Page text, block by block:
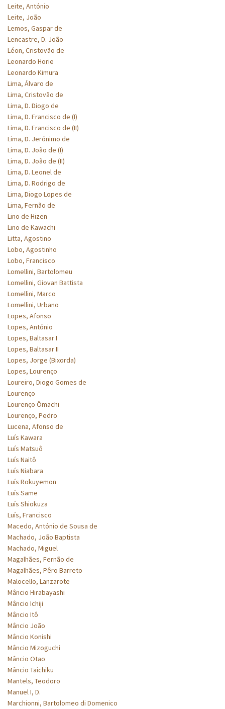
Leite, António
Leite, João
Lemos, Gaspar de
Lencastre, D. João
Léon, Cristovão de
Leonardo Horie
Leonardo Kimura
Lima, Álvaro de
Lima, Cristovão de
Lima, D. Diogo de
Lima, D. Francisco de (I)
Lima, D. Francisco de (II)
Lima, D. Jerónimo de
Lima, D. João de (I)
Lima, D. João de (II)
Lima, D. Leonel de
Lima, D. Rodrigo de
Lima, Diogo Lopes de
Lima, Fernão de
Lino de Hizen
Lino de Kawachi
Litta, Agostino
Lobo, Agostinho
Lobo, Francisco
Lomellini, Bartolomeu
Lomellini, Giovan Battista
Lomellini, Marco
Lomellini, Urbano
Lopes, Afonso
Lopes, António
Lopes, Baltasar I
Lopes, Baltasar II
Lopes, Jorge (Bixorda)
Lopes, Lourenço
Loureiro, Diogo Gomes de
Lourenço
Lourenço Ômachi
Lourenço, Pedro
Lucena, Afonso de
Luís Kawara
Luís Matsuô
Luís Naitô
Luís Niabara
Luís Rokuyemon
Luís Same
Luís Shiokuza
Luís, Francisco
Macedo, António de Sousa de
Machado, João Baptista
Machado, Miguel
Magalhães, Fernão de
Magalhães, Pêro Barreto
Malocello, Lanzarote
Mâncio Hirabayashi
Mâncio Ichiji
Mâncio Itô
Mâncio João
Mâncio Konishi
Mâncio Mizoguchi
Mâncio Otao
Mâncio Taichiku
Mantels, Teodoro
Manuel I, D.
Marchionni, Bartolomeo di Domenico